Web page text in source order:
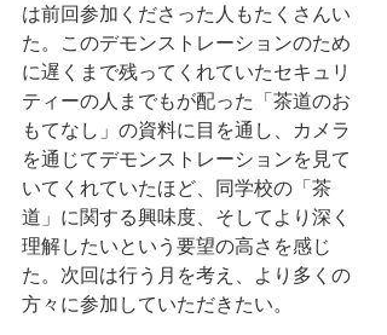
は前回参加くださった人もたくさんい
た。このデモンストレーションのため
に遅くまで残ってくれていたセキュリ
ティーの人までもが配った「茶道のお
もてなし」の資料に目を通し、カメラ
を通じてデモンストレーションを見て
いてくれていたほど、同学校の「茶
道」に関する興味度、そしてより深く
理解したいという要望の高さを感じ
た。次回は行う月を考え、より多くの
方々に参加していただきたい。